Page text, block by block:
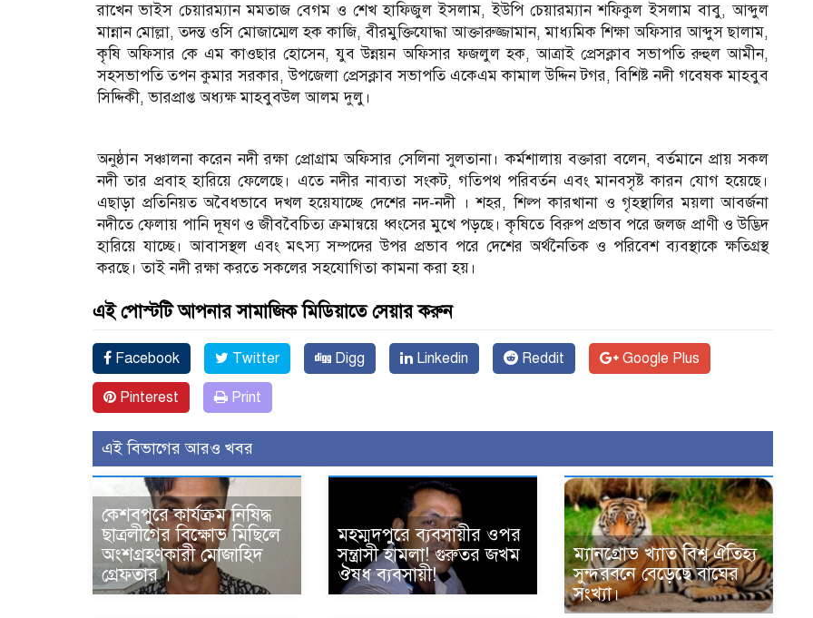
রাখেন ভাইস চেয়ারম্যান মমতাজ বেগম ও শেখ হাফিজুল ইসলাম, ইউপি চেয়ারম্যান শফিকুল ইসলাম বাবু, আব্দুল
মান্নান মোল্লা, তদন্ত ওসি মোজাম্মেল হক কাজি, বীরমুক্তিযোদ্ধা আক্তারুজ্জামান, মাধ্যমিক শিক্ষা অফিসার আব্দুস ছালাম,
কৃষি অফিসার কে এম কাওছার হোসেন, যুব উন্নয়ন অফিসার ফজলুল হক, আত্রাই প্রেসক্লাব সভাপতি রুহুল আমীন,
সহসভাপতি তপন কুমার সরকার, উপজেলা প্রেসক্লাব সভাপতি একেএম কামাল উদ্দিন টগর, বিশিষ্ট নদী গবেষক মাহবুব
সিদ্দিকী, ভারপ্রাপ্ত অধ্যক্ষ মাহবুবউল আলম দুলু।
অনুষ্ঠান সঞ্চালনা করেন নদী রক্ষা প্রোগ্রাম অফিসার সেলিনা সুলতানা। কর্মশালায় বক্তারা বলেন, বর্তমানে প্রায় সকল
নদী তার প্রবাহ হারিয়ে ফেলেছে। এতে নদীর নাব্যতা সংকট, গতিপথ পরিবর্তন এবং মানবসৃষ্ট কারন যোগ হয়েছে।
এছাড়া প্রতিনিয়ত অবৈধভাবে দখল হয়েযাচ্ছে দেশের নদ-নদী । শহর, শিল্প কারখানা ও গৃহস্থালির ময়লা আবর্জনা
নদীতে ফেলায় পানি দূষণ ও জীববৈচিত্য ক্রমান্বয়ে ধ্বংসের মুখে পড়ছে। কৃষিতে বিরুপ প্রভাব পরে জলজ প্রাণী ও উদ্ভিদ
হারিয়ে যাচ্ছে। আবাসস্থল এবং মৎস্য সম্পদের উপর প্রভাব পরে দেশের অর্থনৈতিক ও পরিবেশ ব্যবস্থাকে ক্ষতিগ্রস্থ
করছে। তাই নদী রক্ষা করতে সকলের সহযোগিতা কামনা করা হয়।
এই পোস্টটি আপনার সামাজিক মিডিয়াতে সেয়ার করুন
Facebook Twitter Digg Linkedin Reddit Google Plus
Pinterest Print
এই বিভাগের আরও খবর
কেশবপুরে কার্যক্রম নিষিদ্ধ
ছাত্রলীগের বিক্ষোভ মিছিলে
অংশগ্রহণকারী মোজাহিদ
গ্রেফতার ।
মহম্মদপুরে ব্যবসায়ীর ওপর
সন্ত্রাসী হামলা! গুরুতর জখম
ঔষধ ব্যবসায়ী!
ম্যানগ্রোভ খ্যাত বিশ্ব ঐতিহ্য
সুন্দরবনে বেড়েছে বাঘের
সংখ্যা।